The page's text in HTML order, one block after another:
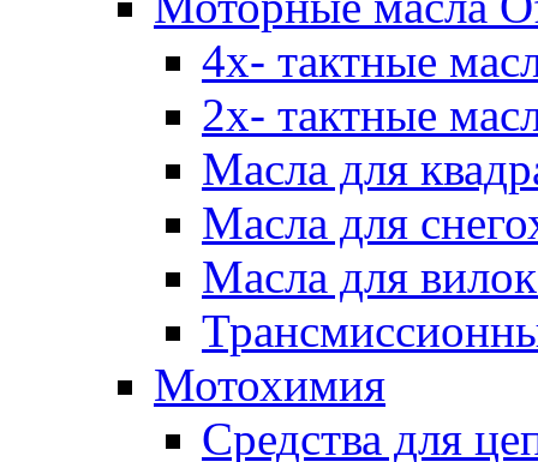
4х- тактные
2х- тактные
Масла для
Масла для
Масла для
Мотохимия
Средства для